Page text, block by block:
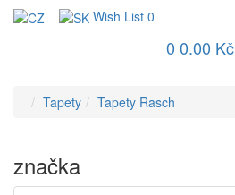
Wish List 0
0 0.00 Kč
Tapety Tapety Rasch
značka